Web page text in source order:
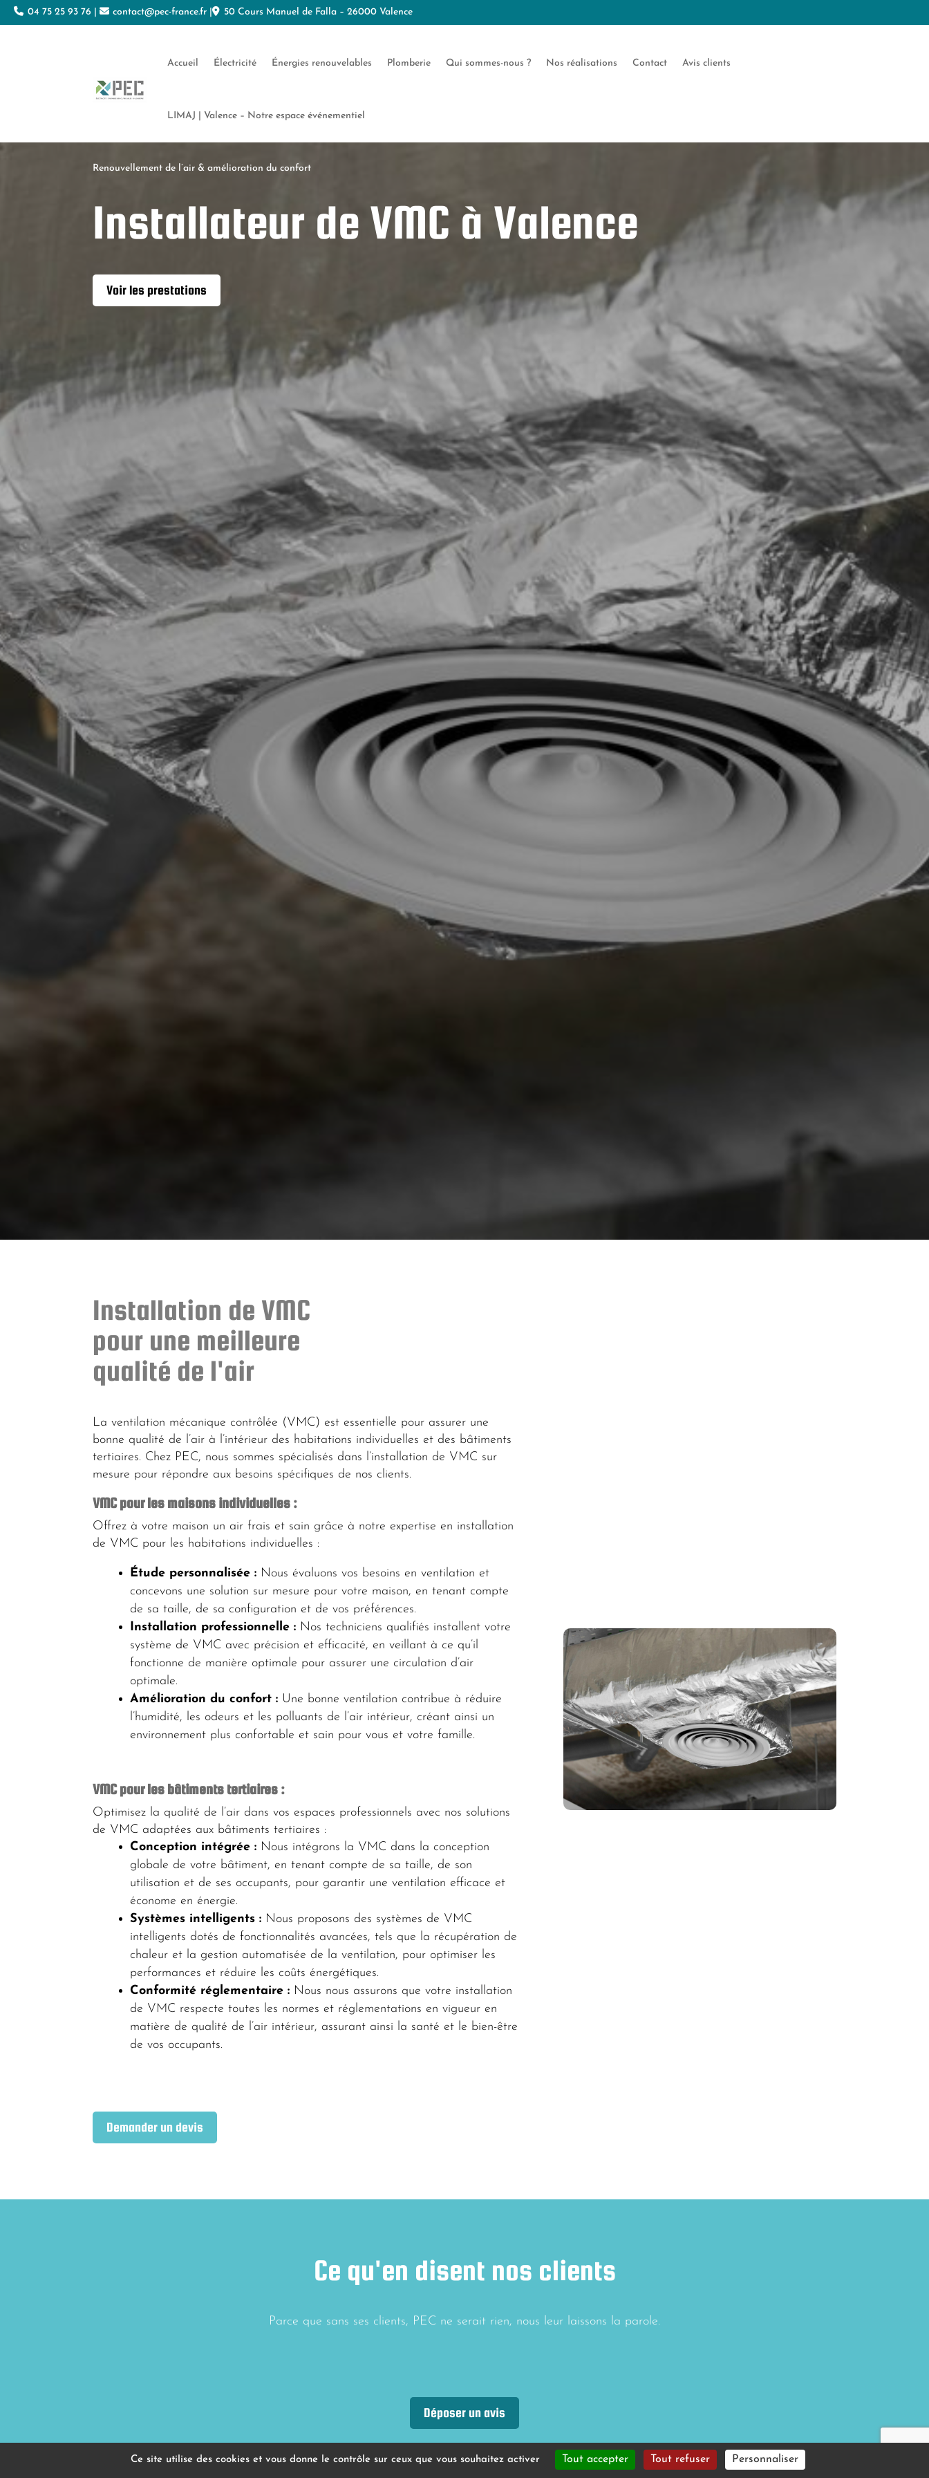
Accueil Électricité Énergies renouvelables Plomberie Qui sommes-nous ? Nos réalisations Contact Avis clients
LIMAJ | Valence – Notre espace événementiel
04 75 25 93 76 contact@pec-france.fr 50 Cours Manuel de Falla – 26000 Valence
Renouvellement de l’air & amélioration du confort
Installateur de VMC à Valence
Voir les prestations
Installation de VMC
pour une meilleure
qualité de l'air
La ventilation mécanique contrôlée (VMC) est essentielle pour assurer une
bonne qualité de l’air à l’intérieur des habitations individuelles et des bâtiments
tertiaires. Chez PEC, nous sommes spécialisés dans l’installation de VMC sur
mesure pour répondre aux besoins spécifiques de nos clients.
VMC pour les maisons individuelles :
Offrez à votre maison un air frais et sain grâce à notre expertise en installation
de VMC pour les habitations individuelles :
Étude personnalisée : Nous évaluons vos besoins en ventilation et
concevons une solution sur mesure pour votre maison, en tenant compte
de sa taille, de sa configuration et de vos préférences.
Installation professionnelle : Nos techniciens qualifiés installent votre
système de VMC avec précision et efficacité, en veillant à ce qu’il
fonctionne de manière optimale pour assurer une circulation d’air
optimale.
Amélioration du confort : Une bonne ventilation contribue à réduire
l’humidité, les odeurs et les polluants de l’air intérieur, créant ainsi un
environnement plus confortable et sain pour vous et votre famille.
VMC pour les bâtiments tertiaires :
Optimisez la qualité de l’air dans vos espaces professionnels avec nos solutions
de VMC adaptées aux bâtiments tertiaires :
Conception intégrée : Nous intégrons la VMC dans la conception
globale de votre bâtiment, en tenant compte de sa taille, de son
utilisation et de ses occupants, pour garantir une ventilation efficace et
économe en énergie.
Systèmes intelligents : Nous proposons des systèmes de VMC
intelligents dotés de fonctionnalités avancées, tels que la récupération de
chaleur et la gestion automatisée de la ventilation, pour optimiser les
performances et réduire les coûts énergétiques.
Conformité réglementaire : Nous nous assurons que votre installation
de VMC respecte toutes les normes et réglementations en vigueur en
matière de qualité de l’air intérieur, assurant ainsi la santé et le bien-être
de vos occupants.
Demander un devis
Ce qu'en disent nos clients
Parce que sans ses clients, PEC ne serait rien, nous leur laissons la parole.
Déposer un avis
Panneau de gestion des cookies
Ce site utilise des cookies et vous donne le contrôle sur ceux que vous souhaitez activer Tout accepter Tout refuser Personnaliser